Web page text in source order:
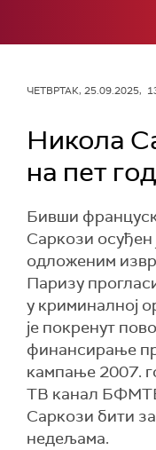
ЧЕТВРТАК, 25.09.2025,
Никола
на пет
Бивши
Саркози осуђен
одложеним
Паризу
у криминалној
је покренут
финансирање
кампање 2007.
ТВ канал
Саркози бити
недељама.